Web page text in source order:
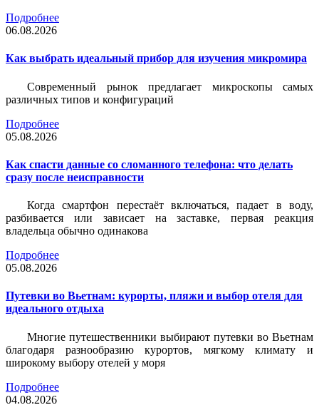
Подробнее
06.08.2026
Как выбрать идеальный прибор для изучения микромира
Современный рынок предлагает микроскопы самых
различных типов и конфигураций
Подробнее
05.08.2026
Как спасти данные со сломанного телефона: что делать
сразу после неисправности
Когда смартфон перестаёт включаться, падает в воду,
разбивается или зависает на заставке, первая реакция
владельца обычно одинакова
Подробнее
05.08.2026
Путевки во Вьетнам: курорты, пляжи и выбор отеля для
идеального отдыха
Многие путешественники выбирают путевки во Вьетнам
благодаря разнообразию курортов, мягкому климату и
широкому выбору отелей у моря
Подробнее
04.08.2026